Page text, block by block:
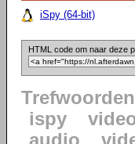
iSpy (64-bit)
HTML code om naar deze
ispy